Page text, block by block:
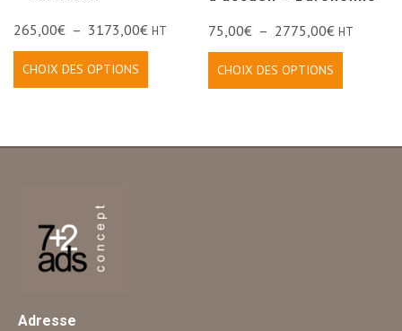
265,00€ – 3173,00€ HT
CHOIX DES OPTIONS
75,00€ – 2775,00€ HT
CHOIX DES OPTIONS
Adresse